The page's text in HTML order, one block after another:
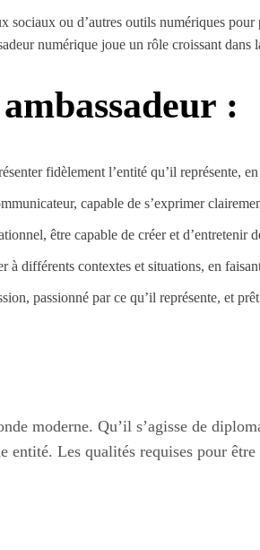
sociaux ou d’autres outils numériques
numérique joue un rôle croissant
:
fidèlement l’entité qu’il représente,
capable de s’exprimer
être capable de créer et d’entretenir
à différents contextes et situations, en
passionné par ce qu’il représente, et
moderne. Qu’il s’agisse de
Les qualités requises pour